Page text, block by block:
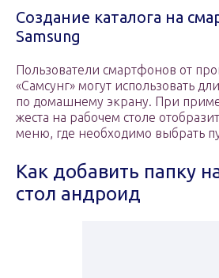
Создание каталога на
Samsung
Пользователи смартфонов от
«Самсунг» могут использовать
по домашнему экрану. При
жеста на рабочем столе
меню, где необходимо выбрать
Как добавить папку
стол андроид